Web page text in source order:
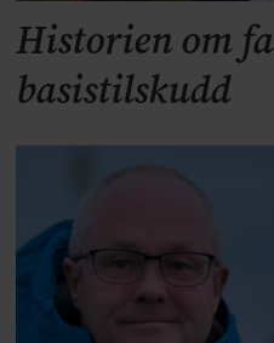
Historien om
basistilskudd